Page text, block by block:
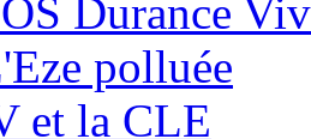
Durance
polluée
et la CLE